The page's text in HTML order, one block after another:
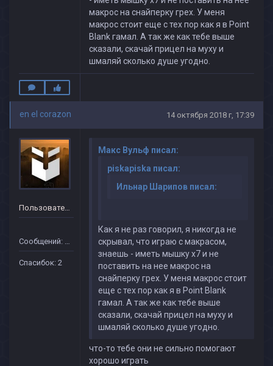
макрос на снайперку грех. У меня
макрос стоит еще с тех пор как я в Point
Blank гамал. А так же как тебе выше
сказали, скачай прицел на муху и
шмаляй сколько душе угодно.
en el corazon 14 октября 2018 г, 17:39
Пользователь
Сообщений: 21
Спасибок: 2
Макс Вульф писал:
piskapiska писал:
Ильнар Шарипов писал:
Как я не раз говорил, я никогда не
скрывал, что играю с макрасом,
знаешь - иметь мышку x7 и не
поставить на нее макрос на
снайперку грех. У меня макрос стоит
еще с тех пор как я в Point Blank
гамал. А так же как тебе выше
сказали, скачай прицел на муху и
шмаляй сколько душе угодно.
что-то тебе они не сильно помогают
хорошо играть